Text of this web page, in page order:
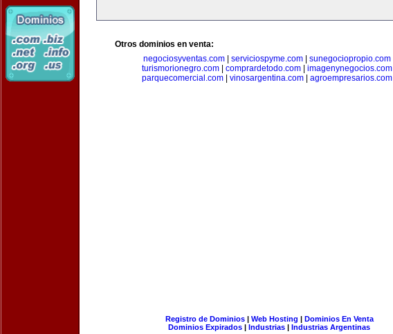
Otros dominios en venta:
negociosyventas.com
serviciospyme.com sunegociopropio.com
turismorionegro.com
comprardetodo.com imagenynegocios.com
parquecomercial.com
vinosargentina.com agroempresarios.com
Registro de Dominios| Web Hosting | Dominios En Venta
Dominios Expirados | Industrias | Industrias Argentinas